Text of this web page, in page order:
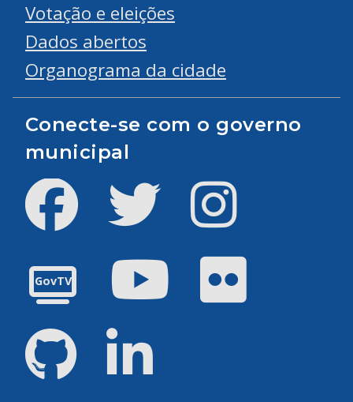
Votação e eleições
Dados abertos
Organograma da cidade
Conecte-se com o governo
municipal
Facebook Twitter
GovTV
Youtube
GitHub